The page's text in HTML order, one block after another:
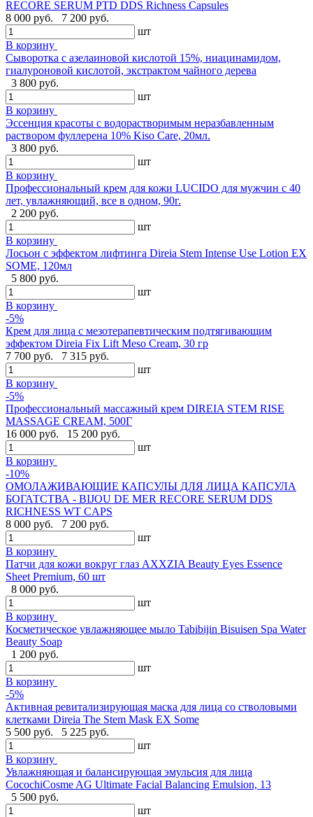
RECORE SERUM PTD DDS Richness Capsules
8 000 руб.
7 200 руб.
шт
В корзину
Сыворотка с азелаиновой кислотой 15%, ниацинамидом,
гиалуроновой кислотой, экстрактом чайного дерева
3 800 руб.
шт
В корзину
Эссенция красоты с водорастворимым неразбавленным
раствором фуллерена 10% Kiso Care, 20мл.
3 800 руб.
шт
В корзину
Профессиональный крем для кожи LUCIDO для мужчин с 40
лет, увлажняющий, все в одном, 90г.
2 200 руб.
шт
В корзину
Лосьон с эффектом лифтинга Direia Stem Intense Use Lotion EX
SOME, 120мл
5 800 руб.
шт
В корзину
-5%
Крем для лица с мезотерапевтическим подтягивающим
эффектом Direia Fix Lift Meso Cream, 30 гр
7 700 руб.
7 315 руб.
шт
В корзину
-5%
Профессиональный массажный крем DIREIA STEM RISE
MASSAGE CREAM, 500Г
16 000 руб.
15 200 руб.
шт
В корзину
-10%
ОМОЛАЖИВАЮЩИЕ КАПСУЛЫ ДЛЯ ЛИЦА КАПСУЛА
БОГАТСТВА - BIJOU DE MER RECORE SERUM DDS
RICHNESS WT CAPS
8 000 руб.
7 200 руб.
шт
В корзину
Патчи для кожи вокруг глаз AXXZIA Beauty Eyes Essence
Sheet Premium, 60 шт
8 000 руб.
шт
В корзину
Косметическое увлажняющее мыло Tabibijin Bisuisen Spa Water
Beauty Soap
1 200 руб.
шт
В корзину
-5%
Активная ревитализирующая маска для лица со стволовыми
клетками Direia The Stem Mask EX Some
5 500 руб.
5 225 руб.
шт
В корзину
Увлажняющая и балансирующая эмульсия для лица
CocochiCosme AG Ultimate Facial Balancing Emulsion, 13
5 500 руб.
шт